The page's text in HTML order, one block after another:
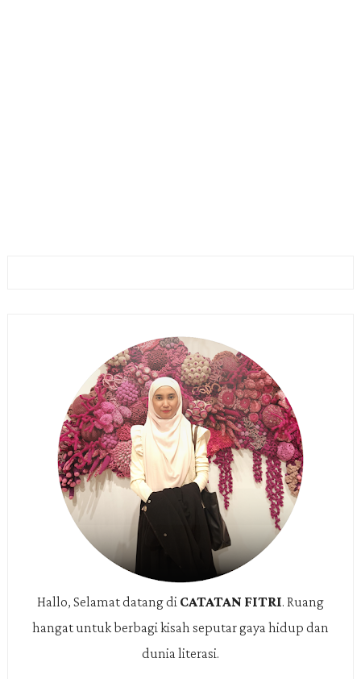
Hallo, Selamat datang di CATATAN FITRI. Ruang
hangat untuk berbagi kisah seputar gaya hidup dan
dunia literasi.